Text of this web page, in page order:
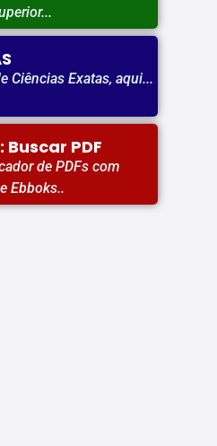
Ciências Exatas, aqui...
Buscar PDF
de PDFs com
Ebboks..